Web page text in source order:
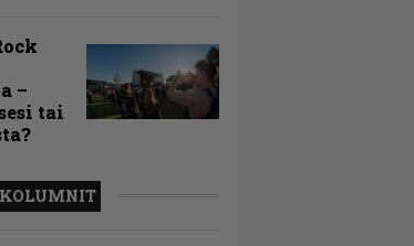
–
tai
KOLUMNIT